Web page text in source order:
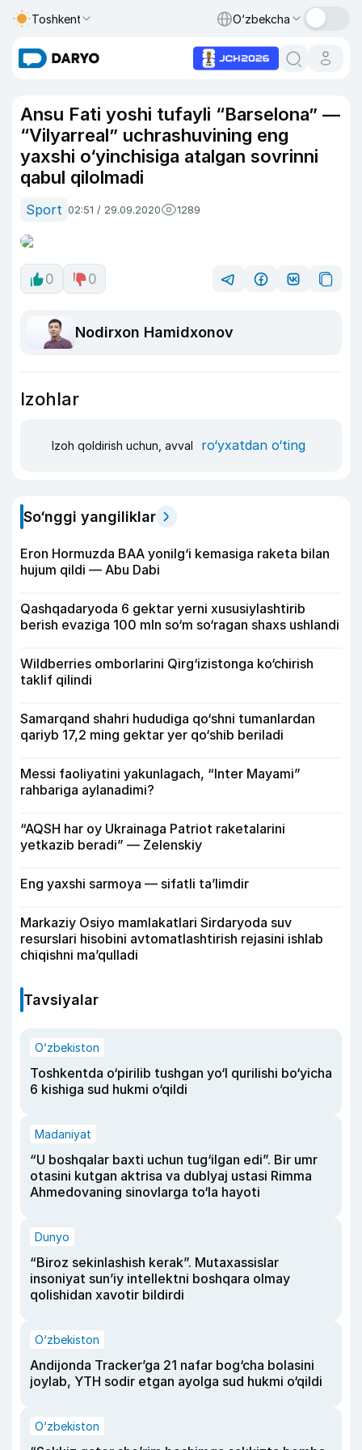
Toshkent O‘zbekcha
Ansu Fati yoshi tufayli “Barselona” —
“Vilyarreal” uchrashuvining eng
yaxshi o‘yinchisiga atalgan sovrinni
qabul qilolmadi
Sport 02:51 / 29.09.2020 1289
0 0
Nodirxon Hamidxonov
Izohlar
Izoh qoldirish uchun, avval ro‘yxatdan o‘ting
So‘nggi yangiliklar
Eron Hormuzda BAA yonilg‘i kemasiga raketa bilan
hujum qildi — Abu Dabi
Qashqadaryoda 6 gektar yerni xususiylashtirib
berish evaziga 100 mln so‘m so‘ragan shaxs ushlandi
Wildberries omborlarini Qirg‘izistonga ko‘chirish
taklif qilindi
Samarqand shahri hududiga qo‘shni tumanlardan
qariyb 17,2 ming gektar yer qo‘shib beriladi
Messi faoliyatini yakunlagach, “Inter Mayami”
rahbariga aylanadimi?
“AQSH har oy Ukrainaga Patriot raketalarini
yetkazib beradi” — Zelenskiy
Eng yaxshi sarmoya — sifatli ta’limdir
Markaziy Osiyo mamlakatlari Sirdaryoda suv
resurslari hisobini avtomatlashtirish rejasini ishlab
chiqishni ma’qulladi
Tavsiyalar
O‘zbekiston
Toshkentda o‘pirilib tushgan yo‘l qurilishi bo‘yicha
6 kishiga sud hukmi o‘qildi
Madaniyat
“U boshqalar baxti uchun tug‘ilgan edi”. Bir umr
otasini kutgan aktrisa va dublyaj ustasi Rimma
Ahmedovaning sinovlarga to‘la hayoti
Dunyo
“Biroz sekinlashish kerak”. Mutaxassislar
insoniyat sun’iy intellektni boshqara olmay
qolishidan xavotir bildirdi
O‘zbekiston
Andijonda Tracker’ga 21 nafar bog‘cha bolasini
joylab, YTH sodir etgan ayolga sud hukmi o‘qildi
O‘zbekiston